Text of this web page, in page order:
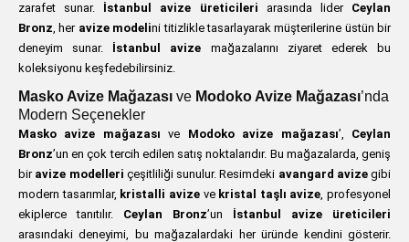
zarafet sunar. İstanbul avize üreticileri arasında lider Ceylan
Bronz, her avize modelini titizlikle tasarlayarak müşterilerine üstün bir
deneyim sunar. İstanbul avize mağazalarını ziyaret ederek bu
koleksiyonu keşfedebilirsiniz.
Masko Avize Mağazası ve Modoko Avize Mağazası’nda
Modern Seçenekler
Masko avize mağazası ve Modoko avize mağazası’, Ceylan
Bronz’un en çok tercih edilen satış noktalarıdır. Bu mağazalarda, geniş
bir avize modelleri çeşitliliği sunulur. Resimdeki avangard avizegibi
modern tasarımlar, kristalli avizeve kristal taşlı avize, profesyonel
ekiplerce tanıtılır. Ceylan Bronz’un İstanbul avize üreticileri
arasındaki deneyimi, bu mağazalardaki her üründe kendini gösterir.